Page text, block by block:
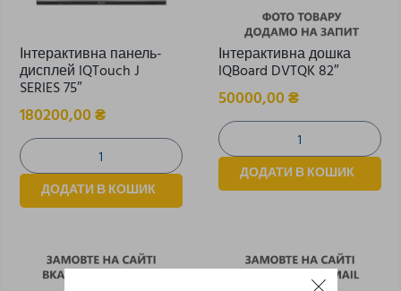
Інтерактивна панель-
дисплей IQTouch J
SERIES 75″
180200,00₴
ДОДАТИ В КОШИК
Інтерактивна дошка
IQBoard DVTQK 82″
50000,00₴
ДОДАТИ В КОШИК